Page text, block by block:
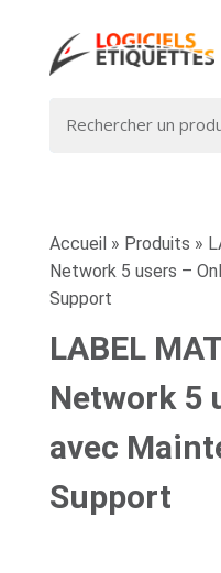
Accueil » Produits »
Network 5 users –
Support
LABEL
Network 5
avec
Support